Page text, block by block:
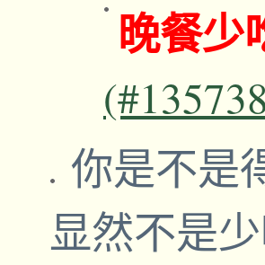
晚餐少
你是不是
显然不是